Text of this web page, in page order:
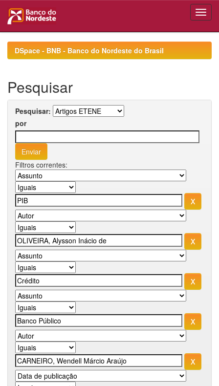
navigationDSpace - BNB - Banco do Nordeste do Brasil
Pesquisar
Pesquisar:
por
Filtros correntes: